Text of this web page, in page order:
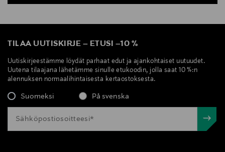
TILAA UUTISKIRJE – ETUSI –10 %
Uutiskirjeestämme löydät parhaat edut ja ajankohtaiset uutuudet.
Uutena tilaajana lähetämme sinulle etukoodin, jolla saat 10 %:n
alennuksen normaalihintaisesta kertaostoksesta.
Suomeksi På svenska